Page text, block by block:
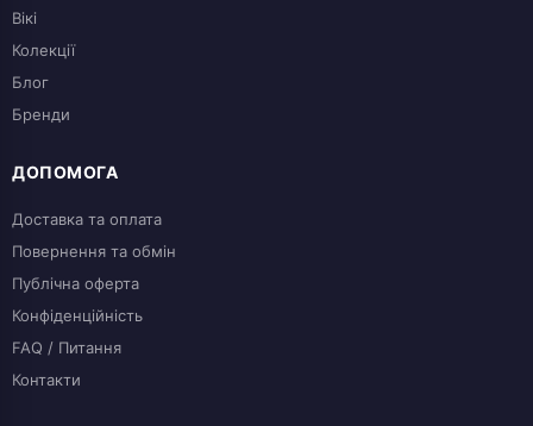
Вікі
Колекції
Блог
Бренди
ДОПОМОГА
Доставка та оплата
Повернення та обмін
Публічна оферта
Конфіденційність
FAQ / Питання
Контакти